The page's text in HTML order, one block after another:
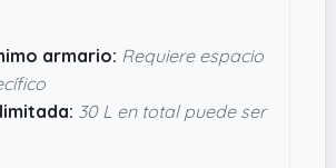
armario: Requiere espacio
30 L en total puede ser